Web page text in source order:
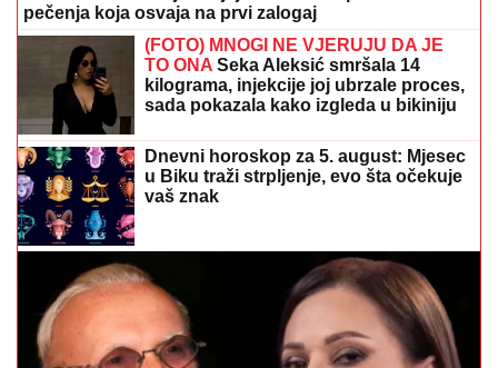
Dnevni horoskop za 5. august: Mjesec
u Biku traži strpljenje, evo šta očekuje
vaš znak